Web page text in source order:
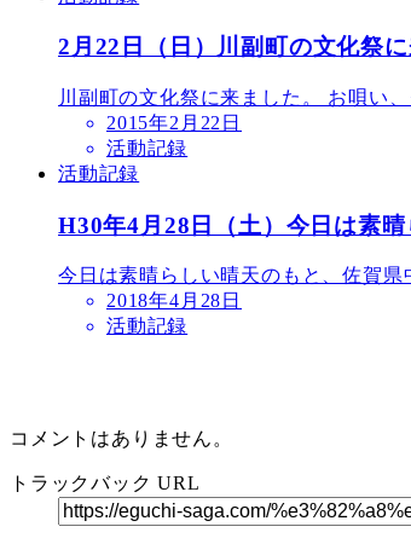
2月22日（日）川副町の文化祭に
川副町の文化祭に来ました。 お唄い
2015年2月22日
活動記録
活動記録
H30年4月28日（土）今日は素
今日は素晴らしい晴天のもと、佐賀県
2018年4月28日
活動記録
コメントはありません。
トラックバック URL